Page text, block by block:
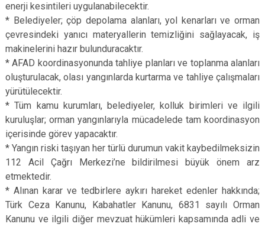
enerji kesintileri uygulanabilecektir.
* Belediyeler; çöp depolama alanları, yol kenarları ve orman
çevresindeki yanıcı materyallerin temizliğini sağlayacak, iş
makinelerini hazır bulunduracaktır.
* AFAD koordinasyonunda tahliye planları ve toplanma alanları
oluşturulacak, olası yangınlarda kurtarma ve tahliye çalışmaları
yürütülecektir.
* Tüm kamu kurumları, belediyeler, kolluk birimleri ve ilgili
kuruluşlar; orman yangınlarıyla mücadelede tam koordinasyon
içerisinde görev yapacaktır.
* Yangın riski taşıyan her türlü durumun vakit kaybedilmeksizin
112 Acil Çağrı Merkezi’ne bildirilmesi büyük önem arz
etmektedir.
* Alınan karar ve tedbirlere aykırı hareket edenler hakkında;
Türk Ceza Kanunu, Kabahatler Kanunu, 6831 sayılı Orman
Kanunu ve ilgili diğer mevzuat hükümleri kapsamında adli ve